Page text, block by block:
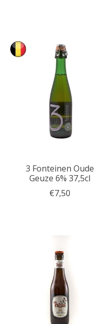
3 Fonteinen Oude
Geuze 6% 37,5cl
€7,50